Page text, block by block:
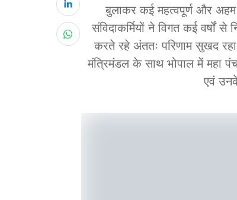
बुलाकर कई महत्वपूर्ण और
संविदाकर्मियों ने विगत कई
करते रहे अंततः परिणाम सुखद
मंत्रिमंडल के साथ भोपाल में महा
एवं